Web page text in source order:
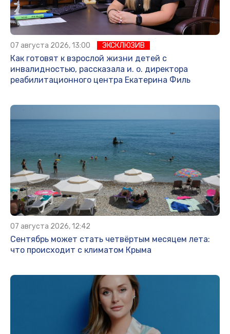
07 августа 2026, 13:00 ЭКСКЛЮЗИВ
Как готовят к взрослой жизни детей с
инвалидностью, рассказала и. о. директора
реабилитационного центра Екатерина Филь
07 августа 2026, 12:42
Сентябрь может стать четвёртым месяцем лета:
что происходит с климатом Крыма